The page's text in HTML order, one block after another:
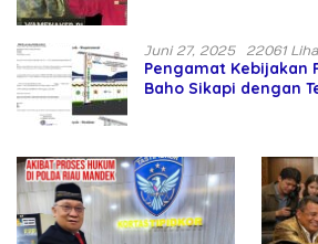
Juni 27, 2025 22061
Pengamat Kebijakan
Baho Sikapi dengan